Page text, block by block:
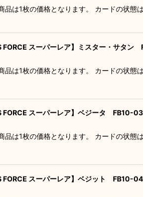
品は1枚の価格となります。 カードの状態
FORCE スーパーレア】ミスター・サタ
品は1枚の価格となります。 カードの状態
FORCE スーパーレア】ベジータ FB10-
品は1枚の価格となります。 カードの状態
FORCE スーパーレア】ベジット FB10-